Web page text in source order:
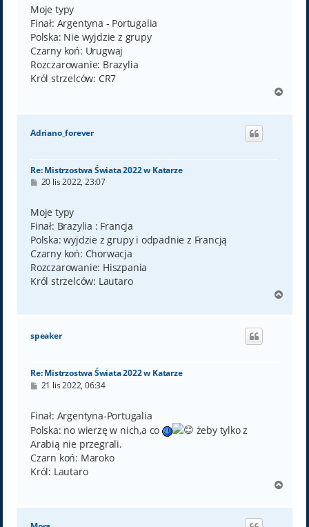
t
Moje typy
Finał: Argentyna - Portugalia
Polska: Nie wyjdzie z grupy
Czarny koń: Urugwaj
Rozczarowanie: Brazylia
Król strzelców: CR7
g
Adriano_forever
Re: Mistrzostwa Świata 2022 w Katarze
P
t
20 lis 2022, 23:07
Moje typy
Finał: Brazylia : Francja
Polska: wyjdzie z grupy i odpadnie z Francją
Czarny koń: Chorwacja
Rozczarowanie: Hiszpania
Król strzelców: Lautaro
g
speaker
Re: Mistrzostwa Świata 2022 w Katarze
P
t
21 lis 2022, 06:34
Finał: Argentyna-Portugalia
Polska: no wierzę w nich,a co
żeby tylko z
Arabią nie przegrali.
Czarn koń: Maroko
Król: Lautaro
g